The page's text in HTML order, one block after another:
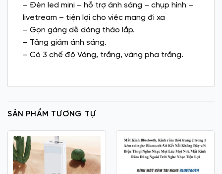
– Đèn led mini – hỗ trợ ánh sáng – chụp hình –
livetream – tiện lợi cho việc mang đi xa
– Gọn gàng dễ dàng tháo lắp.
– Tăng giảm ánh sáng.
– Có 3 chế độ Vàng, trắng, vàng pha trắng.
SẢN PHẨM TƯƠNG TỰ